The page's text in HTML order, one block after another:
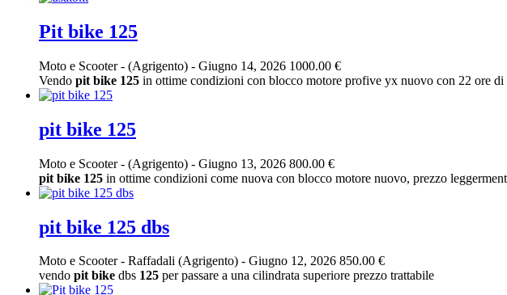
Pit bike 125
Moto e Scooter- (Agrigento) - Giugno 14, 2026 1000.00 €
Vendo pit bike 125 in ottime condizioni con blocco motore profive yx nuovo con 22 ore
pit bike 125
Moto e Scooter- (Agrigento) - Giugno 13, 2026 800.00 €
pit bike 125 in ottime condizioni come nuova con blocco motore nuovo, prezzo
pit bike 125 dbs
Moto e Scooter- Raffadali (Agrigento) - Giugno 12, 2026 850.00 €
vendo pit bike dbs 125 per passare a una cilindrata superiore prezzo trattabile